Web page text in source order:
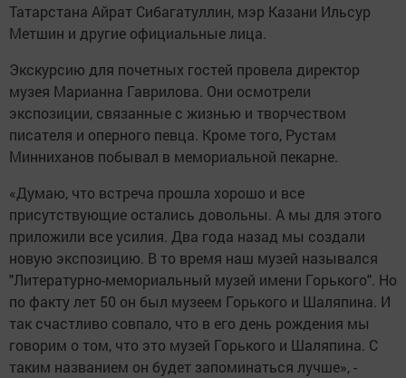
Татарстана Айрат Сибагатуллин, мэр Казани Ильсур
Метшин и другие официальные лица.
Экскурсию для почетных гостей провела директор
музея Марианна Гаврилова. Они осмотрели
экспозиции, связанные с жизнью и творчеством
писателя и оперного певца. Кроме того, Рустам
Минниханов побывал в мемориальной пекарне.
«Думаю, что встреча прошла хорошо и все
присутствующие остались довольны. А мы для этого
приложили все усилия. Два года назад мы создали
новую экспозицию. В то время наш музей назывался
"Литературно-мемориальный музей имени Горького". Но
по факту лет 50 он был музеем Горького и Шаляпина. И
так счастливо совпало, что в его день рождения мы
говорим о том, что это музей Горького и Шаляпина. С
таким названием он будет запоминаться лучше», -